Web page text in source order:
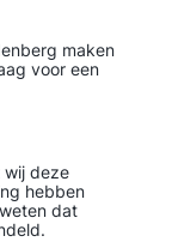
maken
voor een
wij deze
hebben
dat